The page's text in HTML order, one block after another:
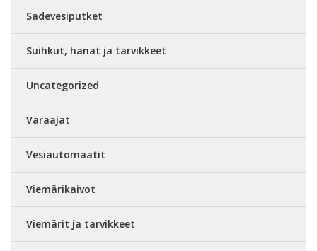
Sadevesiputket
Suihkut, hanat ja tarvikkeet
Uncategorized
Varaajat
Vesiautomaatit
Viemärikaivot
Viemärit ja tarvikkeet